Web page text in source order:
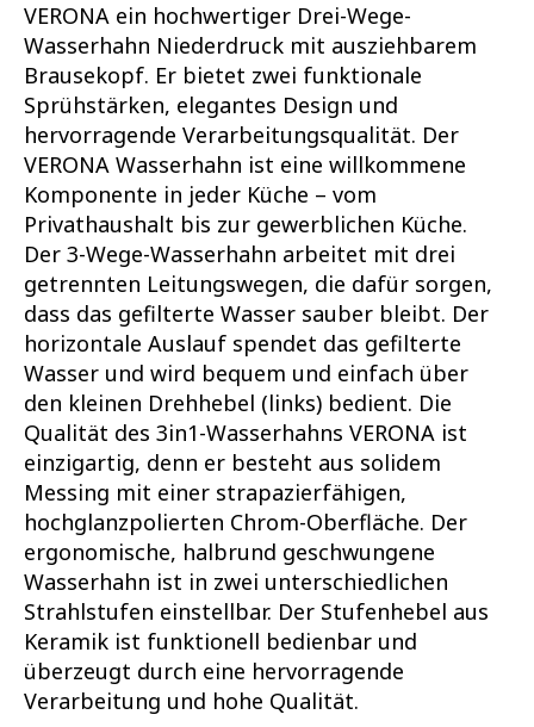
VERONA ein hochwertiger Drei-Wege-
Wasserhahn Niederdruck mit ausziehbarem
Brausekopf. Er bietet zwei funktionale
Sprühstärken, elegantes Design und
hervorragende Verarbeitungsqualität. Der
VERONA Wasserhahn ist eine willkommene
Komponente in jeder Küche – vom
Privathaushalt bis zur gewerblichen Küche.
Der 3-Wege-Wasserhahn arbeitet mit drei
getrennten Leitungswegen, die dafür sorgen,
dass das gefilterte Wasser sauber bleibt. Der
horizontale Auslauf spendet das gefilterte
Wasser und wird bequem und einfach über
den kleinen Drehhebel (links) bedient. Die
Qualität des 3in1-Wasserhahns VERONA ist
einzigartig, denn er besteht aus solidem
Messing mit einer strapazierfähigen,
hochglanzpolierten Chrom-Oberfläche. Der
ergonomische, halbrund geschwungene
Wasserhahn ist in zwei unterschiedlichen
Strahlstufen einstellbar. Der Stufenhebel aus
Keramik ist funktionell bedienbar und
überzeugt durch eine hervorragende
Verarbeitung und hohe Qualität.